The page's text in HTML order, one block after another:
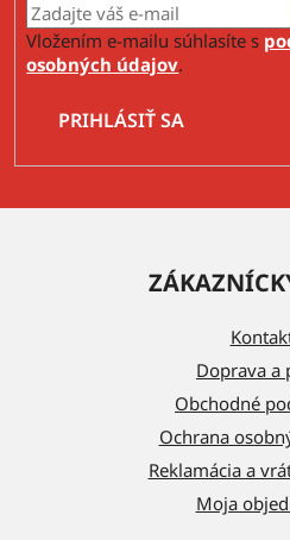
Vložením e-mailu súhlasíte s
osobných údajov.
PRIHLÁSIŤ SA
Doprava a
Obchodné
Ochrana
Reklamácia a
Moja